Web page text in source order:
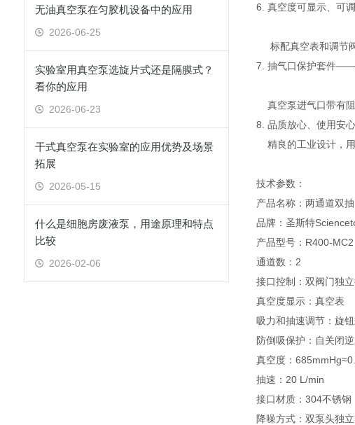
无油真空泵在匀胶机设备中的应用
2026-06-25
实验室用真空泵选旋片式还是隔膜式？
看你的应用
2026-06-23
干式真空泵在实验室的应用优势及场景
拓展
2026-05-15
什么是细胞房废液泵，用途原理和特点
比较
2026-02-06
6. 真空度可显示、可
标配真空表和调节阀
7. 抽气口保护套件——
真空泵进气口带有阻
8. 品质放心、使用安
精良的工业设计，用
技术参数：
产品名称：两通道双
品牌：圣斯特
产品型号：R400-MC2
通道数：2
接口控制：双阀门独立
真空度显示：真空表
吸力和抽速调节：旋
防倒吸保护：自关闭
真空度：
抽速：20 L/min
接口材质：304不锈钢
降噪方式：双泵头独